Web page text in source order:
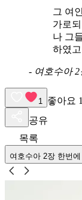
그 여
가로
나 그
하였고
- 여호수아 2
1 좋아요 1
공유
목록
여호수아 2장 한번에